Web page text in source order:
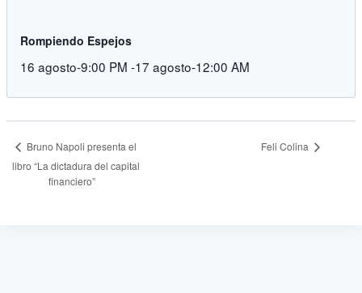
Rompiendo Espejos
16 agosto-9:00 PM -17 agosto-12:00 AM
Bruno Napoli presenta el
libro “La dictadura del capital
financiero”
Feli Colina